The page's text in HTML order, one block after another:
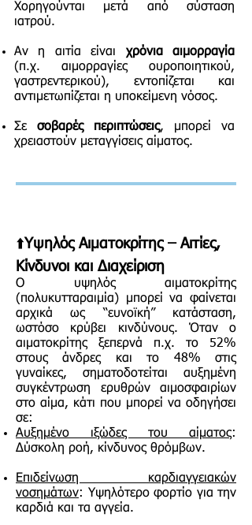
Χορηγούνται μετά από σύσταση
ιατρού.
Αν η αιτία είναι χρόνια αιμορραγία
(π.χ. αιμορραγίες ουροποιητικού,
γαστρεντερικού), εντοπίζεται και
αντιμετωπίζεται η υποκείμενη νόσος.
Σε σοβαρές περιπτώσεις, μπορεί να
χρειαστούν μεταγγίσεις αίματος.
⬆️Υψηλός Αιματοκρίτης – Αιτίες,
Κίνδυνοι και Διαχείριση
Ο υψηλός αιματοκρίτης
(πολυκυτταραιμία) μπορεί να φαίνεται
αρχικά ως “ευνοϊκή” κατάσταση,
ωστόσο κρύβει κινδύνους. Όταν ο
αιματοκρίτης ξεπερνά π.χ. το 52%
στους άνδρες και το 48% στις
γυναίκες, σηματοδοτείται αυξημένη
συγκέντρωση ερυθρών αιμοσφαιρίων
στο αίμα, κάτι που μπορεί να οδηγήσει
σε:
Αυξημένο ιξώδες του αίματος:
Δύσκολη ροή, κίνδυνος θρόμβων.
Επιδείνωση καρδιαγγειακών
νοσημάτων: Υψηλότερο φορτίο για την
καρδιά και τα αγγεία.